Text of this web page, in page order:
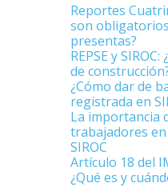
Reportes
son
presentas?
REPSE y
de
¿Cómo dar de
registrada en
La importancia
trabajadores
SIROC
Artículo 18 del
¿Qué es y